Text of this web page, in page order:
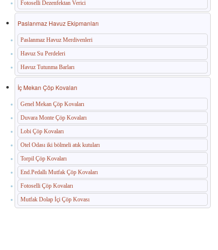
Fotoselli Dezenfektan Verici
Paslanmaz Havuz Ekipmanları
Paslanmaz Havuz Merdivenleri
Havuz Su Perdeleri
Havuz Tutunma Barları
İç Mekan Çöp Kovaları
Genel Mekan Çöp Kovaları
Duvara Monte Çöp Kovaları
Lobi Çöp Kovaları
Otel Odası iki bölmeli atık kutuları
Torpil Çöp Kovaları
End.Pedallı Mutfak Çöp Kovaları
Fotoselli Çöp Kovaları
Mutfak Dolap İçi Çöp Kovası